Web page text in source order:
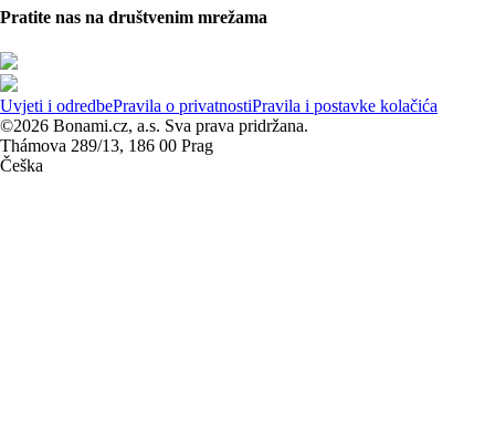
Pratite nas na društvenim mrežama
Uvjeti i odredbePravila o privatnostiPravila i postavke kolačića
©2026 Bonami.cz, a.s. Sva prava pridržana.
Thámova 289/13, 186 00 Prag
Češka